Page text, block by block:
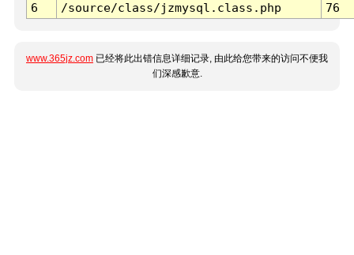
6
/source/class/jzmysql.class.php 76
www.365jz.com 已经将此出错信息详细记录, 由此给您带来的访问不便我
们深感歉意.